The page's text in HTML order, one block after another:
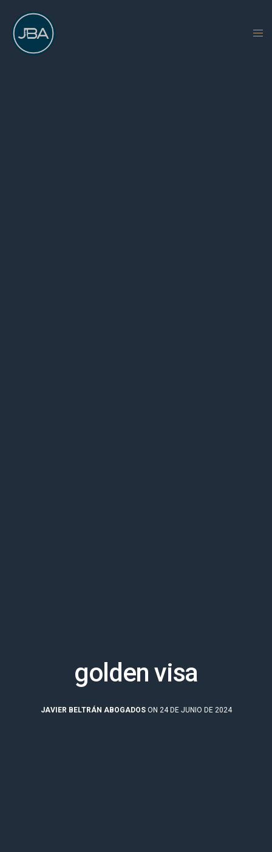
golden visa
JAVIER BELTRÁN ABOGADOSON 24 DE JUNIO DE 2024